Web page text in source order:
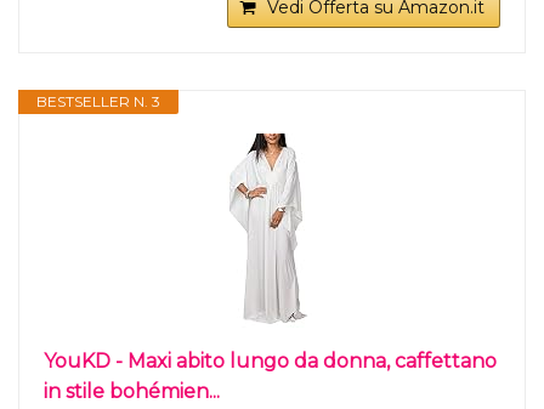
Vedi Offerta su Amazon.it
BESTSELLER N. 3
YouKD - Maxi abito lungo da donna, caffettano
in stile bohémien...